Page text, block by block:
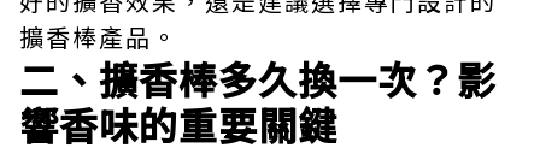
擴香棒產品。
二、擴香棒多久換一次？影
響香味的重要關鍵